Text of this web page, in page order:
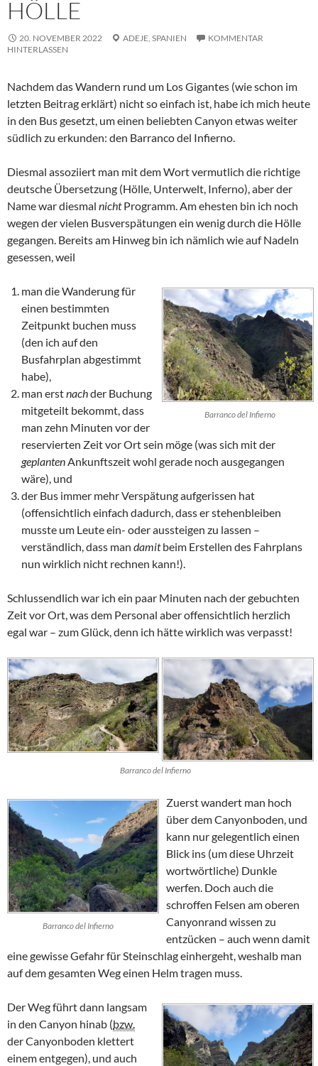
HÖLLE
20. NOVEMBER 2022 ADEJE, SPANIEN
KOMMENTAR
HINTERLASSEN
Nachdem das Wandern rund um Los Gigantes (wie schon im
letzten Beitrag erklärt) nicht so einfach ist, habe ich mich heute
in den Bus gesetzt, um einen beliebten Canyon etwas weiter
südlich zu erkunden: den Barranco del Infierno
Diesmal assoziiert man mit dem Wort vermutlich die richtige
deutsche Übersetzung (Hölle, Unterwelt, Inferno), aber der
Name war diesmal nichtProgramm. Am ehesten bin ich noch
wegen der vielen Busverspätungen ein wenig durch die Hölle
gegangen. Bereits am Hinweg bin ich nämlich wie auf Nadeln
gesessen, weil
Barranco del Infierno
man die Wanderung für
einen bestimmten
Zeitpunkt buchen muss
(den ich auf den
Busfahrplan abgestimmt
habe),
man erstnachder Buchung
mitgeteilt bekommt, dass
man zehn Minuten vor der
reservierten Zeit vor Ort sein möge (was sich mit der
geplanten Ankunftszeit wohl gerade noch ausgegangen
wäre), und
der Bus immer mehr Verspätung aufgerissen hat
(offensichtlich einfach dadurch, dass er stehenbleiben
musste um Leute ein- oder aussteigen zu lassen –
verständlich, dass man damitbeim Erstellen des Fahrplans
nun wirklich nicht rechnen kann!).
Schlussendlich war ich ein paar Minuten nach der gebuchten
Zeit vor Ort, was dem Personal aber offensichtlich herzlich
egal war – zum Glück, denn ich hätte wirklich was verpasst!
Barranco del Infierno
Barranco del Infierno
Zuerst wandert man hoch
über dem Canyonboden, und
kann nur gelegentlich einen
Blick ins (um diese Uhrzeit
wortwörtliche) Dunkle
werfen. Doch auch die
schroffen Felsen am oberen
Canyonrand wissen zu
entzücken – auch wenn damit
eine gewisse Gefahr für Steinschlag einhergeht, weshalb man
auf dem gesamten Weg einen Helm tragen muss.
Der Weg führt dann langsam
in den Canyon hinab (bzw.
der Canyonboden klettert
einem entgegen), und auch